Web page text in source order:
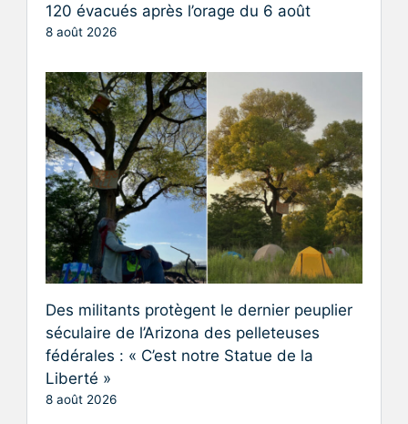
120 évacués après l’orage du 6 août
8 août 2026
Des militants protègent le dernier peuplier
séculaire de l’Arizona des pelleteuses
fédérales : « C’est notre Statue de la
Liberté »
8 août 2026